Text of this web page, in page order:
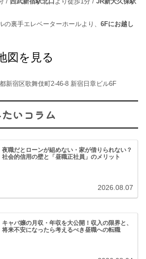
の裏手エレベーターホールより、 6Fにお越し
図を見る
新宿区歌舞伎町2-46-8 新宿日章ビル6F
いコラム
夜職だとローンが組めない・家が借りられない？
社会的信用の壁と「昼職正社員」のメリット
2026.08.07
キャバ嬢の月収・年収を大公開！収入の限界と、
将来不安になったら考えるべき昼職への転職